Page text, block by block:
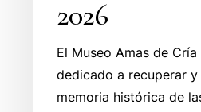
2026
El Museo Amas de Cría
dedicado a recuperar
memoria histórica de